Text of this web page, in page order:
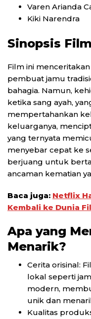
Varen Arianda
Kiki Narendra
Sinopsis
Film ini
pembuat jamu
bahagia. Namun,
ketika sang ayah,
mempertahankan
keluarganya,
yang ternyata
menyebar cepat ke
berjuang untuk
ancaman kematian
Baca juga: Netflix
Kembali ke Dunia
Apa yang
Menarik?
Cerita orisinal:
lokal seperti
modern,
unik dan
Kualitas